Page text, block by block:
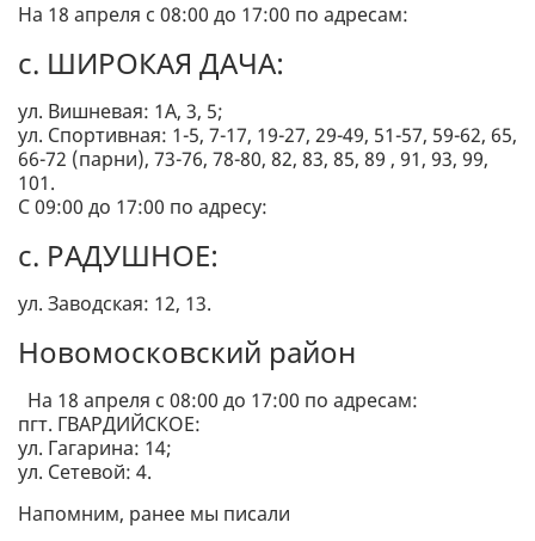
На 18 апреля с 08:00 до 17:00 по адресам:
с. ШИРОКАЯ ДАЧА:
ул. Вишневая: 1А, 3, 5;
ул. Спортивная: 1-5, 7-17, 19-27, 29-49, 51-57, 59-62, 65,
66-72 (парни), 73-76, 78-80, 82, 83, 85, 89 , 91, 93, 99,
101.
С 09:00 до 17:00 по адресу:
с. РАДУШНОЕ:
ул. Заводская: 12, 13.
Новомосковский район
На 18 апреля с 08:00 до 17:00 по адресам:
пгт. ГВАРДИЙСКОЕ:
ул. Гагарина: 14;
ул. Сетевой: 4.
Напомним, ранее мы писали